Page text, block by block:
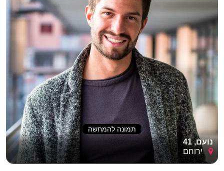
תמונה להמחשה
נועם, 41
ירוחם